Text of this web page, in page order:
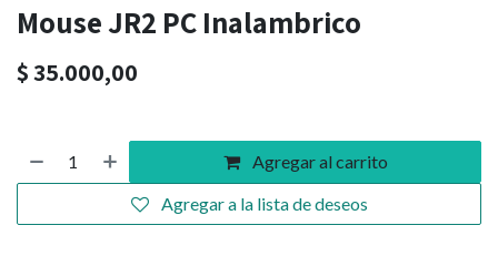
Mouse JR2 PC Inalambrico
$35.000,00
Agregar al carrito
Agregar a la lista de deseos